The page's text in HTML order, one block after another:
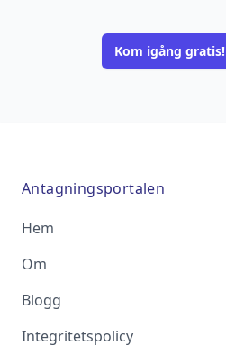
Kom igång gratis!
Antagningsportalen
Hem
Om
Blogg
Integritetspolicy